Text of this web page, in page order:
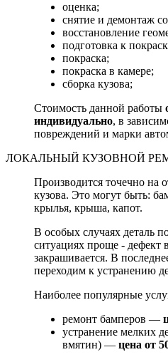
оценка;
снятие и демонтаж
восстановление
подготовка к
покраска;
покраска в камере;
сборка кузова;
Стоимость данной работы
индивидуально, в
повреждений и марки
ЛОКАЛЬНЫЙ КУЗОВНОЙ
Производится точечно на
кузова. Это могут быть:
крылья, крыша, капот.
В особых случаях деталь
ситуациях проще - дефект
закрашивается. В
переходим к устранению
Наиболее популярные
ремонт бамперов —
устранение мелких
вмятин) — цена от